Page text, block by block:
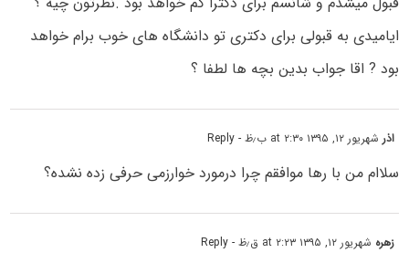
ایامیدی به قبولی برای دکتری تو دانشگاه های خوب برام خواهد
بود ? اقا جواب بدین بچه ها لطفا ؟
اذرشهریور ۱۲, ۱۳۹۵ at ۲:۳۰ ب٫ظ - Reply
سلاام من با رها موافقم چرا درمورد خوارزمی حرفی زده نشده؟
زهره شهریور ۱۲, ۱۳۹۵ at ۲:۲۳ ق٫ظ - Reply